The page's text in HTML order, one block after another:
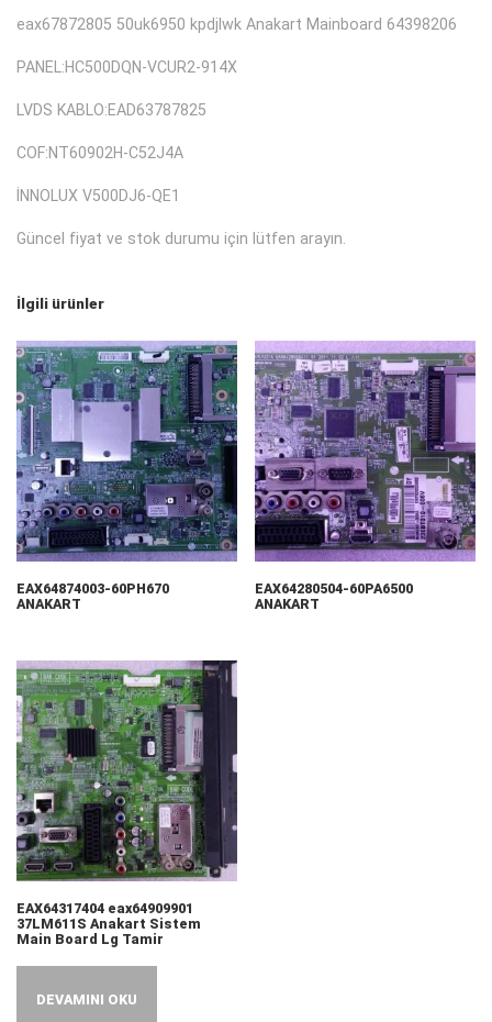
eax67872805 50uk6950 kpdjlwk Anakart Mainboard 64398206
PANEL:HC500DQN-VCUR2-914X
LVDS KABLO:EAD63787825
COF:NT60902H-C52J4A
İNNOLUX V500DJ6-QE1
Güncel fiyat ve stok durumu için lütfen arayın.
İlgili ürünler
EAX64874003-60PH670
ANAKART
EAX64280504-60PA6500
ANAKART
EAX64317404 eax64909901
37LM611S Anakart Sistem
Main Board Lg Tamir
DEVAMINI OKU